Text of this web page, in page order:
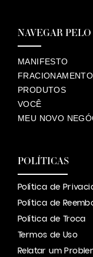
NAVEGAR
MANIFESTO
FRACIONAMENTO
PRODUTOS
VOCÊ
MEU NOVO
POLÍTICAS
Política de
Política de
Política de Troca
Termos de Uso
Relatar um